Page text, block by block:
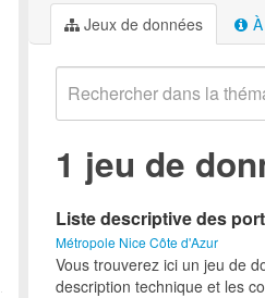
Jeux de données
1 jeu de
Liste descriptive des
Métropole Nice Côte d'Azur
Vous trouverez ici un jeu de
description technique et les